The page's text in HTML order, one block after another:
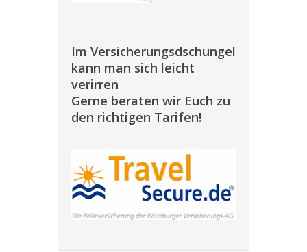
Im Versicherungsdschungel
kann man sich leicht
verirren
Gerne beraten wir Euch zu
den richtigen Tarifen!